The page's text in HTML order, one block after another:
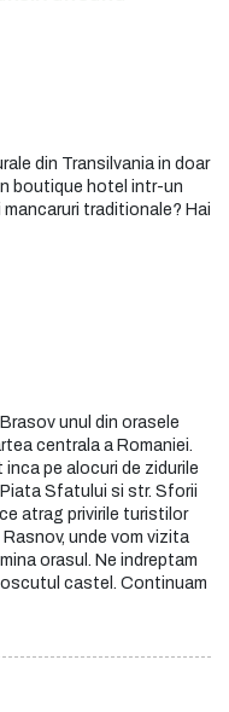
din Transilvania in doar
boutique hotel intr-un
traditionale? Hai
unul din orasele
centrala a Romaniei.
pe alocuri de zidurile
Sfatului si str. Sforii
atrag privirile turistilor
unde vom vizita
orasul. Ne indreptam
castel. Continuam